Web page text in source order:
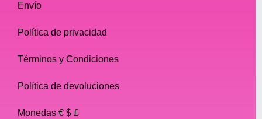
Envío
Política de privacidad
Términos y Condiciones
Política de devoluciones
Monedas € $ £